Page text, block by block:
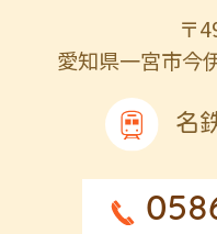
〒
愛知県一宮市今
名